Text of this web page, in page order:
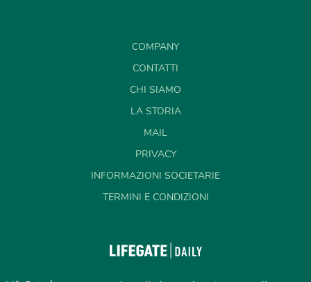
COMPANY
CONTATTI
CHI SIAMO
LA STORIA
MAIL
PRIVACY
INFORMAZIONI SOCIETARIE
TERMINI E CONDIZIONI